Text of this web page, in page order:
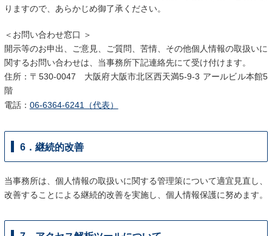
りますので、あらかじめ御了承ください。
＜お問い合わせ窓口 ＞
開示等のお申出、ご意見、ご質問、苦情、その他個人情報の取扱いに
関するお問い合わせは、当事務所下記連絡先にて受け付けます。
住所：〒530-0047 大阪府大阪市北区西天満5-9-3 アールビル本館5
階
電話： 06-6364-6241（代表）
6．継続的改善
当事務所は、個人情報の取扱いに関する管理策について適宜見直し、
改善することによる継続的改善を実施し、個人情報保護に努めます。